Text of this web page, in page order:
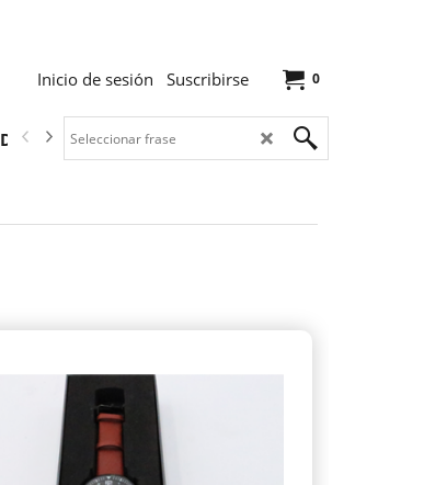
0
Inicio de sesión Suscribirse
Descargas